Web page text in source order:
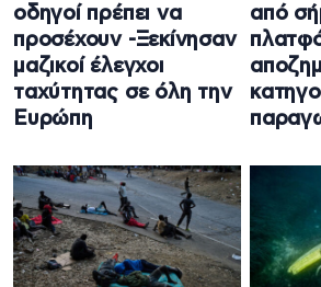
οδηγοί πρέπει να
προσέχουν -Ξεκίνησαν
μαζικοί έλεγχοι
ταχύτητας σε όλη την
Ευρώπη
από